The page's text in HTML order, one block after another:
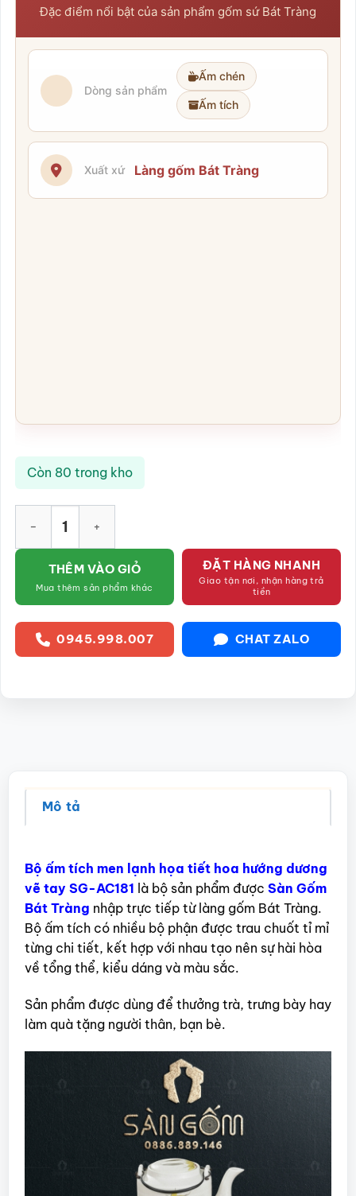
Đặc điểm nổi bật của sản phẩm gốm sứ Bát Tràng
Dòng sản phẩm
Ấm chén
Ấm tích
Xuất xứ Làng gốm Bát Tràng
Còn 80 trong kho
THÊM VÀO GIỎ
Mua thêm sản phẩm khác
ĐẶT HÀNG NHANH
Giao tận nơi, nhận hàng trả
tiền
0945.998.007 CHAT ZALO
Mô tả
Bộ ấm tích men lạnh họa tiết hoa hướng dương
vẽ tay SG-AC181 là bộ sản phẩm được Sàn Gốm
Bát Tràng nhập trực tiếp từ làng gốm Bát Tràng.
Bộ ấm tích có nhiều bộ phận được trau chuốt tỉ mỉ
từng chi tiết, kết hợp với nhau tạo nên sự hài hòa
về tổng thể, kiểu dáng và màu sắc.
Sản phẩm được dùng để thưởng trà, trưng bày hay
làm quà tặng người thân, bạn bè.